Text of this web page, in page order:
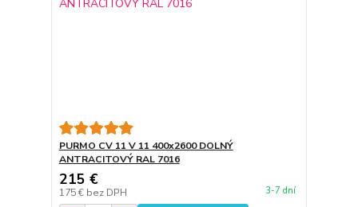
PURMO CV 11 V 11 400x2600 DOLNÝ
ANTRACITOVÝ RAL 7016
215 €
175 € bez DPH 3-7 dní